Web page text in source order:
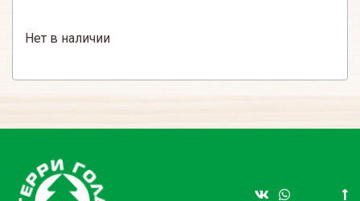
Нет в наличии